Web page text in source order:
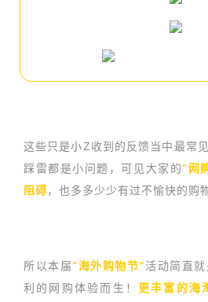
这些只是小Z收到的反馈当中最常
踩雷都是小问题，可见大家的“网
阻碍，也多多少少有过不愉快的购
所以本届“海外购物节”活动简直
利的网购体验而生！ 更丰富的海